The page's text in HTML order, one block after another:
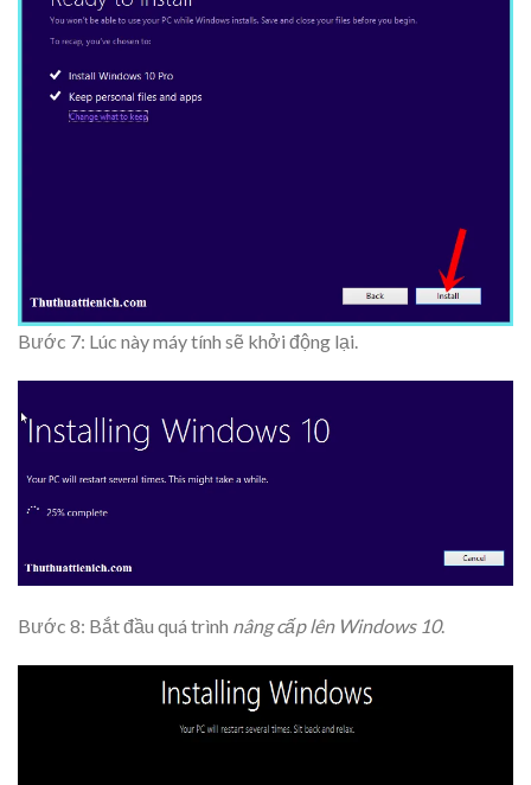
Bước 7: Lúc này máy tính sẽ khởi động lại.
Bước 8: Bắt đầu quá trình nâng cấp lên Windows 10.